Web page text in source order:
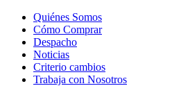
Quiénes Somos
Cómo Comprar
Despacho
Noticias
Criterio cambios
Trabaja con Nosotros